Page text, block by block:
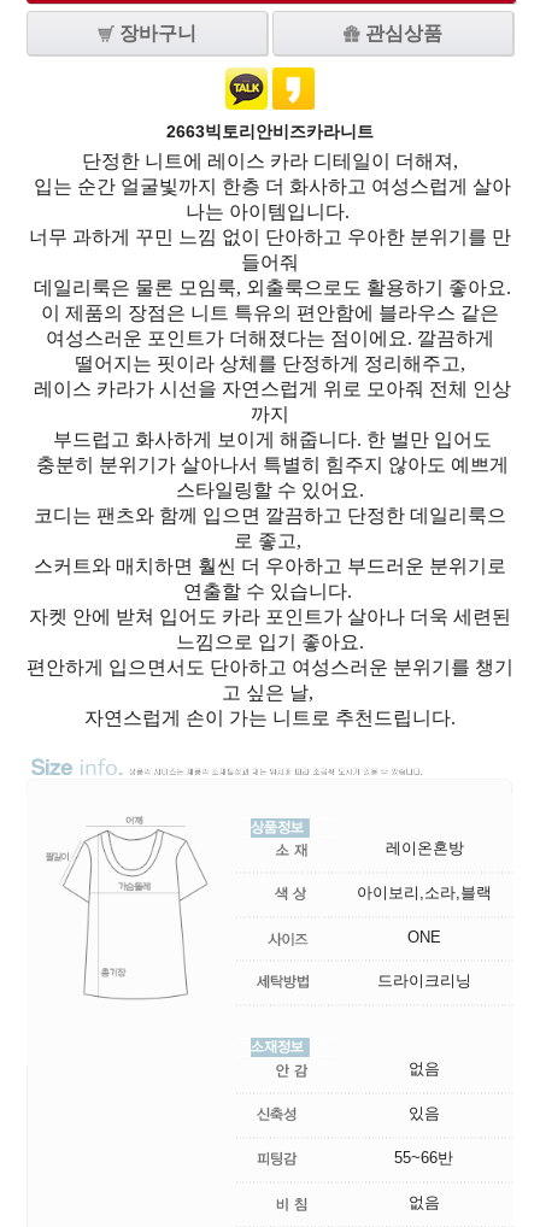
장바구니 관심상품
2663빅토리안비즈카라니트
단정한 니트에 레이스 카라 디테일이 더해져,
입는 순간 얼굴빛까지 한층 더 화사하고 여성스럽게 살아
나는 아이템입니다.
너무 과하게 꾸민 느낌 없이 단아하고 우아한 분위기를 만
들어줘
데일리룩은 물론 모임룩, 외출룩으로도 활용하기 좋아요.
이 제품의 장점은 니트 특유의 편안함에 블라우스 같은
여성스러운 포인트가 더해졌다는 점이에요. 깔끔하게
떨어지는 핏이라 상체를 단정하게 정리해주고,
레이스 카라가 시선을 자연스럽게 위로 모아줘 전체 인상
까지
부드럽고 화사하게 보이게 해줍니다. 한 벌만 입어도
충분히 분위기가 살아나서 특별히 힘주지 않아도 예쁘게
스타일링할 수 있어요.
코디는 팬츠와 함께 입으면 깔끔하고 단정한 데일리룩으
로 좋고,
스커트와 매치하면 훨씬 더 우아하고 부드러운 분위기로
연출할 수 있습니다.
자켓 안에 받쳐 입어도 카라 포인트가 살아나 더욱 세련된
느낌으로 입기 좋아요.
편안하게 입으면서도 단아하고 여성스러운 분위기를 챙기
고 싶은 날,
자연스럽게 손이 가는 니트로 추천드립니다.
레이온혼방
아이보리,소라,블랙
ONE
드라이크리닝
없음
있음
55~66반
없음